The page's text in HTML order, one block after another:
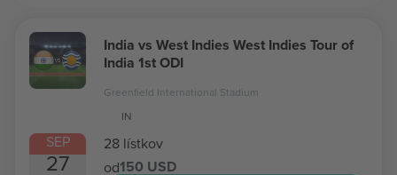
SEP
27
India vs West Indies West Indies Tour of
India 1st ODI
Greenfield International Stadium
IN
28 lístkov
od150 USD